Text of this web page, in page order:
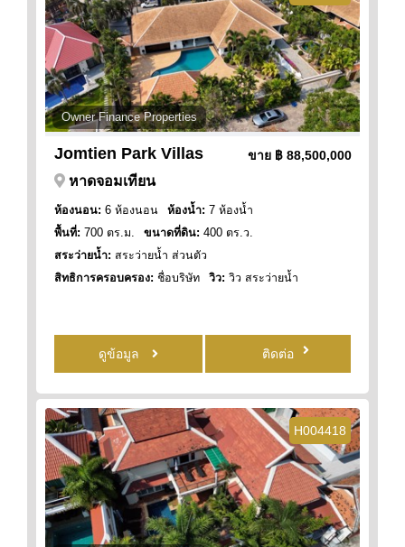
Owner Finance Properties
Jomtien Park Villas ขาย ฿ 88,500,000
หาดจอมเทียน
ห้องนอน: 6 ห้องนอน ห้องน้ำ: 7 ห้องน้ำ
พื้นที่: 700 ตร.ม. ขนาดที่ดิน: 400 ตร.ว.
สระว่ายน้ำ: สระว่ายน้ำ ส่วนตัว
สิทธิการครอบครอง: ชื่อบริษัท วิว: วิว สระว่ายน้ำ
ดูข้อมูล ติดต่อ
H004418